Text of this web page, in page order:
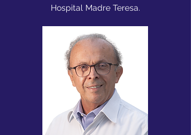
Hospital Madre Teresa.